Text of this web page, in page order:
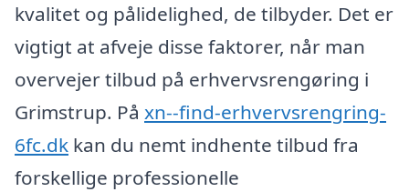
kvalitet og pålidelighed, de tilbyder. Det er
vigtigt at afveje disse faktorer, når man
overvejer tilbud på erhvervsrengøring i
Grimstrup. På xn--find-erhvervsrengring-
6fc.dk kan du nemt indhente tilbud fra
forskellige professionelle